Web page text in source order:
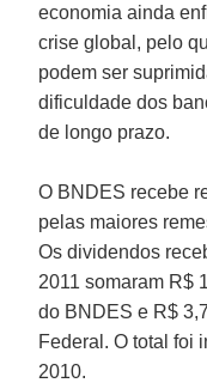
economia ainda
crise global, pelo
podem ser
dificuldade dos
de longo prazo.
O BNDES recebe
pelas maiores
Os dividendos
2011 somaram R$
do BNDES e R$
Federal. O total foi
2010.